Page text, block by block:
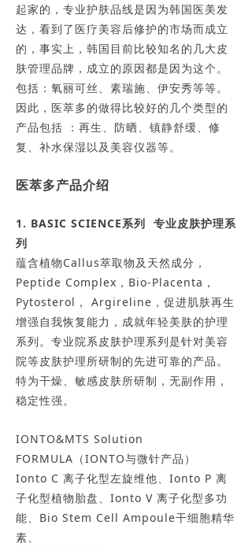
起家的，专业护肤品线是因为韩国医美发
达，看到了医疗美容后修护的市场而成立
的，事实上，韩国目前比较知名的几大皮
肤管理品牌，成立的原因都是因为这个。
包括：氧丽可丝、素瑞施、伊安秀等等。
因此，医萃多的做得比较好的几个类型的
产品包括 ：再生、防晒、镇静舒缓、修
复、补水保湿以及美容仪器等。
医萃多产品介绍
1. BASIC SCIENCE系列 专业皮肤护理系
列
蕴含植物Callus萃取物及天然成分，
Peptide Complex，Bio-Placenta，
Pytosterol， Argireline，促进肌肤再生
增强自我恢复能力，成就年轻美肤的护理
系列。专业院系皮肤护理系列是针对美容
院等皮肤护理所研制的先进可靠的产品。
特为干燥、敏感皮肤所研制，无副作用，
稳定性强。
IONTO&MTS Solution
FORMULA（IONTO与微针产品）
Ionto C 离子化型左旋维他、Ionto P 离
子化型植物胎盘、Ionto V 离子化型多功
能、Bio Stem Cell Ampoule干细胞精华
素、